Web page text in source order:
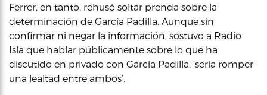
Ferrer, en tanto, rehusó soltar prenda sobre la
determinación de García Padilla. Aunque sin
confirmar ni negar la información, sostuvo a Radio
Isla que hablar públicamente sobre lo que ha
discutido en privado con García Padilla, ‘sería romper
una lealtad entre ambos’.